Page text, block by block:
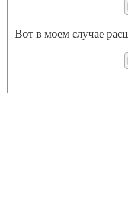
Вот в моем случае